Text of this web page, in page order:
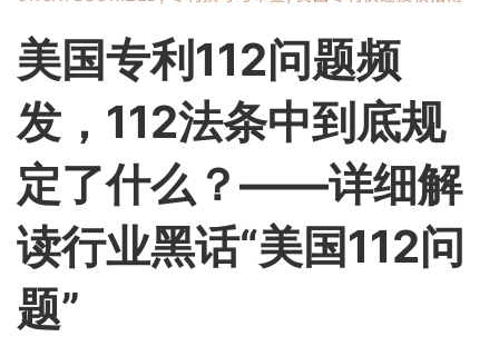
美国专利112问题频
发，112法条中到底规
定了什么？——详细解
读行业黑话“美国112问
题”